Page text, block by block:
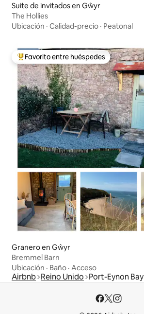
Suite de invitados en Gŵyr
The Hollies
Ubicación · Calidad-precio · Peatonal
Favorito entre huéspedes preferido
Favorito entre huéspedes
Granero en Gŵyr
Bremmel Barn
Ubicación · Baño · Acceso
Airbnb Reino Unido Port-Eynon Bay